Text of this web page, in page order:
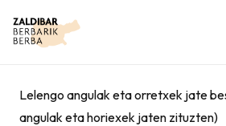
Lelengo angulak eta orretxek jate
angulak eta horiexek jaten zituzten)